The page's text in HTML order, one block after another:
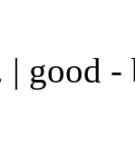
good -